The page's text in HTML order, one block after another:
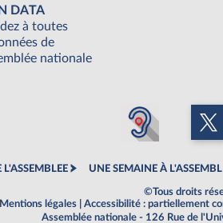
DATA
à toutes
de
nationale
UNE SEMAINE À
©Tous droits
Mentions légales
Accessibilité : partiellement
Assemblée nationale - 126 Rue de